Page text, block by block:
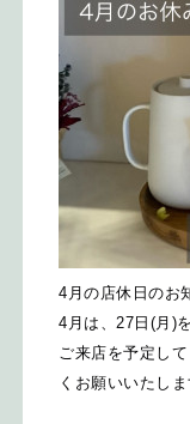
4月の店休日のお
4月は、27日(月)
ご来店を予定し
くお願いいたしま